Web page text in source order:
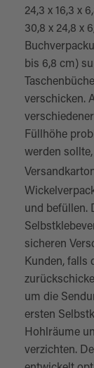
24,3 x 16,3 x
30,8 x 24,8 x
bis 6,8 cm)
verschicken.
Füllhöhe
werden
und befüllen.
sicheren
Kunden, falls
um die
ersten
Hohlräume
verzichten.